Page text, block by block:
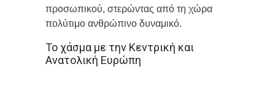
προσωπικού, στερώντας από τη χώρα
πολύτιμο ανθρώπινο δυναμικό.
Το χάσμα με την Κεντρική και
Ανατολική Ευρώπη